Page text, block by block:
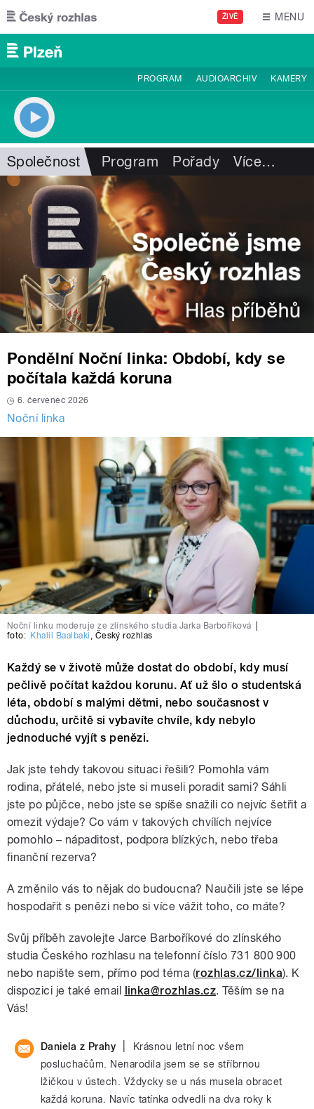
Přejít k hlavnímu obsahu
ŽIVĚ MENU
PROGRAM AUDIOARCHIV KAMERY
Společnost Program Pořady Více…
Pondělní Noční linka: Období, kdy se
počítala každá koruna
6. červenec 2026
Noční linka
Noční linku moderuje ze zlínského studia Jarka Barboříková
foto: Khalil Baalbaki , Český rozhlas
Každý se v životě může dostat do období, kdy musí
pečlivě počítat každou korunu. Ať už šlo o studentská
léta, období s malými dětmi, nebo současnost v
důchodu, určitě si vybavíte chvíle, kdy nebylo
jednoduché vyjít s penězi.
Jak jste tehdy takovou situaci řešili? Pomohla vám
rodina, přátelé, nebo jste si museli poradit sami? Sáhli
jste po půjčce, nebo jste se spíše snažili co nejvíc šetřit a
omezit výdaje? Co vám v takových chvílích nejvíce
pomohlo – nápaditost, podpora blízkých, nebo třeba
finanční rezerva?
A změnilo vás to nějak do budoucna? Naučili jste se lépe
hospodařit s penězi nebo si více vážit toho, co máte?
Svůj příběh zavolejte Jarce Barboříkové do zlínského
studia Českého rozhlasu na telefonní číslo 731 800 900
nebo napište sem, přímo pod téma (rozhlas.cz/linka). K
dispozici je také email linka@rozhlas.cz. Těším se na
Vás!
Daniela z Prahy
Krásnou letní noc všem
posluchačům. Nenarodila jsem se se stříbrnou
lžičkou v ústech. Vždycky se u nás musela obracet
každá koruna. Navíc tatínka odvedli na dva roky k